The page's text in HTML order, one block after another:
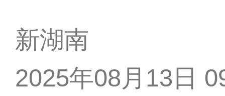
新湖南
2025年08月13日